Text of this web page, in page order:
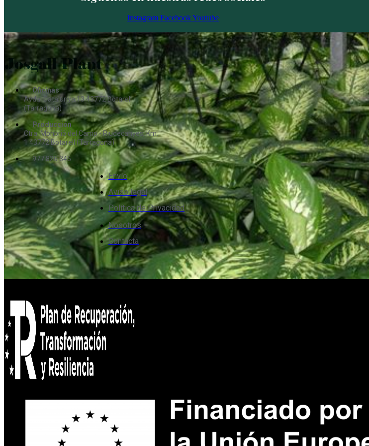
Instagram FacebookYoutube
Oficinas
Avda. Catalunya,13 43772 Botarell
(Tarragona)
Producción
Ctra. Monbrió del Camp - Riudecanyes, Km.
1 43772 Botarell (Tarragona)
977 826 345
Envío
Aviso legal
Política de Privacidad
Nosotros
Contacta